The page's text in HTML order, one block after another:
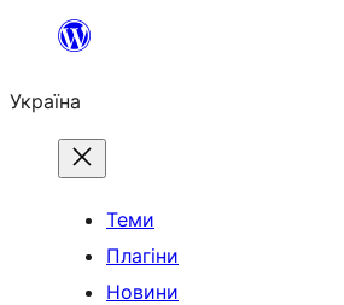
Перейти
вмісту
Україна
Теми
Плагіни
Новини